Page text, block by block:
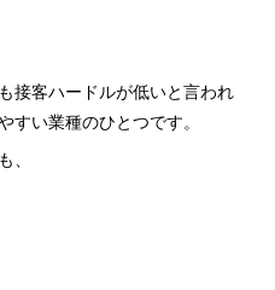
接客ハードルが低いと言われ
すい業種のひとつです。
、